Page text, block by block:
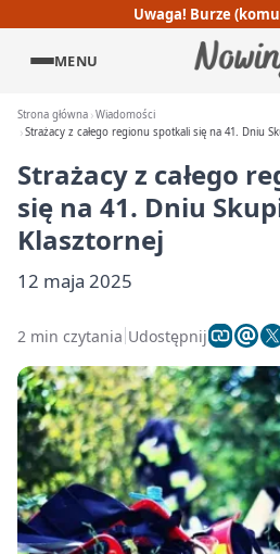
Uwaga! Burze
MENU
Strona główna Wiadomości
Strażacy z całego regionu spotkali się na 41. Dniu
Strażacy z całego
się na 41. Dniu
Klasztornej
12 maja 2025
2 min czytania Udostępnij